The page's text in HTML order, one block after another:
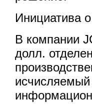
Инициатива
В компании
долл.